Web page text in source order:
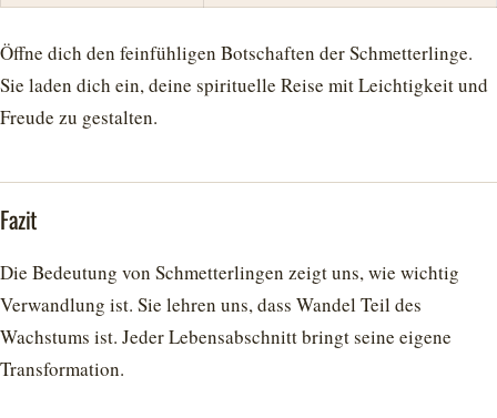
Öffne dich den feinfühligen Botschaften der Schmetterlinge.
Sie laden dich ein, deine spirituelle Reise mit Leichtigkeit und
Freude zu gestalten.
Fazit
Die Bedeutung von Schmetterlingen zeigt uns, wie wichtig
Verwandlung ist. Sie lehren uns, dass Wandel Teil des
Wachstums ist. Jeder Lebensabschnitt bringt seine eigene
Transformation.